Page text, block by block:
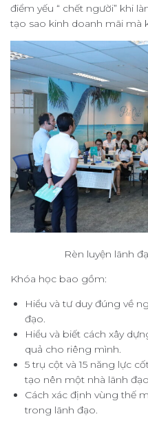
điểm yếu “ chết người” khi
tạo sao kinh doanh mãi mà
Rèn luyện lãnh
Khóa học bao gồm:
Hiểu và tư duy đúng về
đạo.
Hiểu và biết cách xây
quả cho riêng mình.
5 trụ cột và 15 năng lực
tạo nên một nhà lãnh
Cách xác định vùng thế
trong lãnh đạo.